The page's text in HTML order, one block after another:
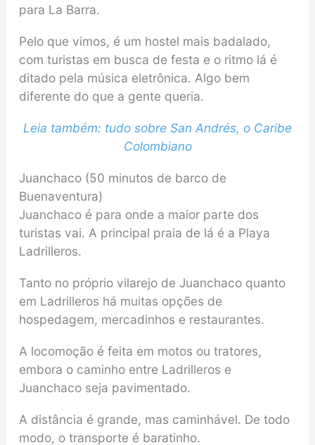
para La Barra.
Pelo que vimos, é um hostel mais badalado,
com turistas em busca de festa e o ritmo lá é
ditado pela música eletrônica. Algo bem
diferente do que a gente queria.
Leia também: tudo sobre San Andrés, o Caribe
Colombiano
Juanchaco (50 minutos de barco de
Buenaventura)
Juanchaco é para onde a maior parte dos
turistas vai. A principal praia de lá é a Playa
Ladrilleros.
Tanto no próprio vilarejo de Juanchaco quanto
em Ladrilleros há muitas opções de
hospedagem, mercadinhos e restaurantes.
A locomoção é feita em motos ou tratores,
embora o caminho entre Ladrilleros e
Juanchaco seja pavimentado.
A distância é grande, mas caminhável. De todo
modo, o transporte é baratinho.